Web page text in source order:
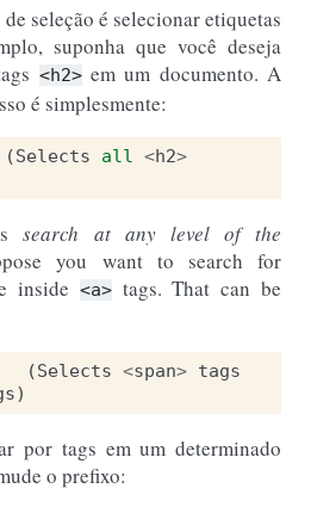
seleção é selecionar etiquetas
suponha que você deseja
<h2>em um documento. A
é simplesmente:
(Selects all <h2>
search at any level of the
you want to search for
inside <a>tags. That can be
(Selects <span> tags
)
por tags em um determinado
o prefixo: